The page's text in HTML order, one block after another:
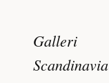
Galleri
Scandinavia